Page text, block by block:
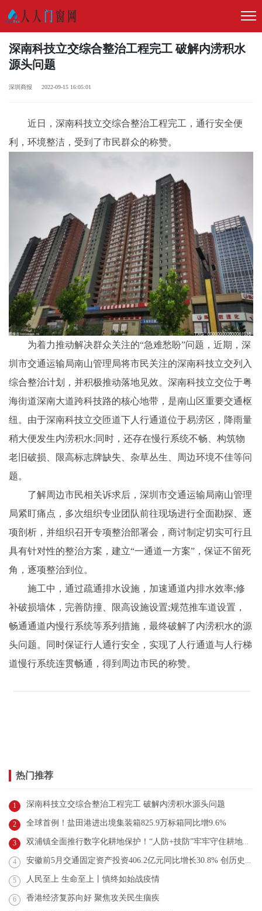
深南科技立交综合整治工程完工 破解内涝积水
源头问题
深圳商报 2022-09-15 16:05:01
近日，深南科技立交综合整治工程完工，通行安全便
利，环境整洁，受到了市民群众的称赞。
为着力推动解决群众关注的“急难愁盼”问题，近期，深
圳市交通运输局南山管理局将市民关注的深南科技立交列入
综合整治计划，并积极推动落地见效。深南科技立交位于粤
海街道深南大道跨科技路的核心地带，是南山区重要交通枢
纽。由于深南科技立交匝道下人行通道位于易涝区，降雨量
稍大便发生内涝积水;同时，还存在慢行系统不畅、构筑物
老旧破损、限高标志牌缺失、杂草丛生、周边环境不佳等问
题。
了解周边市民相关诉求后，深圳市交通运输局南山管理
局紧盯痛点，多次组织专业团队前往现场进行全面勘探、逐
项剖析，并组织召开专项整治部署会，商讨制定切实可行且
具有针对性的整治方案，建立“一通道一方案”，保证不留死
角，逐项整治到位。
施工中，通过疏通排水设施，加速通道内排水效率;修
补破损墙体，完善防撞、限高设施设置;规范推车道设置，
畅通通道内慢行系统等系列措施，最终破解了内涝积水的源
头问题。同时保证行人通行安全，实现了人行通道与人行梯
道慢行系统连贯畅通，得到周边市民的称赞。
热门推荐
1 深南科技立交综合整治工程完工 破解内涝积水源头问题
2 全球首例！盐田港进出境集装箱825.9万标箱同比增9.6%
3 双浦镇全面推行数字化耕地保护！“人防+技防”牢牢守住耕地红线
4 安徽前5月交通固定资产投资406.2亿元同比增长30.8% 创历史新高
5 人民至上 生命至上丨慎终如始战疫情
6 香港经济复苏向好 聚焦攻关民生痼疾